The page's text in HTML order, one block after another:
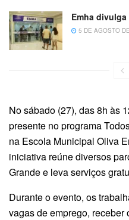
Emha
5 DE AGOSTO
No sábado (27), das 8h às
presente no programa
na Escola Municipal Oliva
iniciativa reúne diversos
Grande e leva serviços
Durante o evento, os
vagas de emprego,